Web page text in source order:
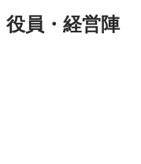
役員・経営陣